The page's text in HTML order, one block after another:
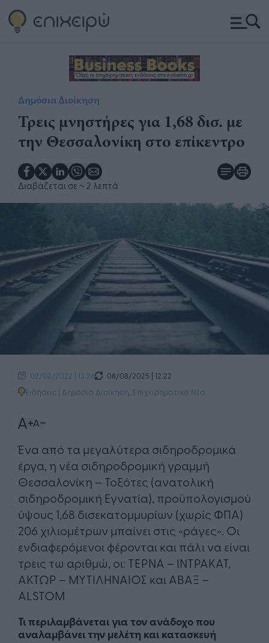
Δημόσια Διοίκηση
​Τρεις μνηστήρες για 1,68 δισ. με
την Θεσσαλονίκη στο επίκεντρο
Διαβάζεται σε ~ 2 λεπτά
02/02/2022 | 13:26
08/08/2025 | 12:22
Ειδήσεις | Δημόσια Διοίκηση Επιχειρηματικά Νέα
Ένα από τα μεγαλύτερα σιδηροδρομικά
έργα, η νέα σιδηροδρομική γραμμή
Θεσσαλονίκη – Τοξότες (ανατολική
σιδηροδρομική Εγνατία), προϋπολογισμού
ύψους 1,68 δισεκατομμυρίων (χωρίς ΦΠΑ)
206 χιλιομέτρων μπαίνει στις «ράγες». Οι
ενδιαφερόμενοι φέρονται και πάλι να είναι
τρεις τω αριθμώ, οι: ΤΕΡΝΑ – ΙΝΤΡΑΚΑΤ,
ΑΚΤΩΡ – ΜΥΤΙΛΗΝΑΙΟΣ και ΑΒΑΞ –
ALSTOM
Τι περιλαμβάνεται για τον ανάδοχο που
αναλαμβάνει την μελέτη και κατασκευή